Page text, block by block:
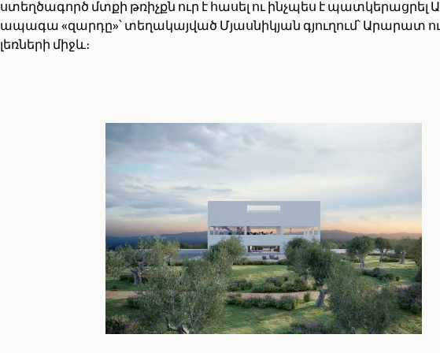
ստեղծագործ մտքի թռիչքն ուր է հասել ու ինչպես է պատկերացրել
ապագա «զարդը»՝ տեղակայված Մյասնիկյան գյուղում՝ Արարատ
լեռների միջև։